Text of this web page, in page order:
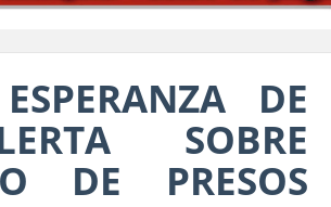
DE
SOBRE
DE PRESOS